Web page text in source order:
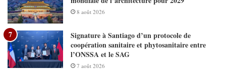
8 août 2026
Signature à Santiago d’un protocole de
coopération sanitaire et phytosanitaire entre
l’ONSSA et le SAG
7 août 2026